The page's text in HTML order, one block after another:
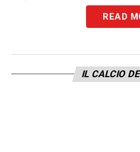
controllare anche
anche una causa
l’altro. Ho visto la
READ
IL CALCIO